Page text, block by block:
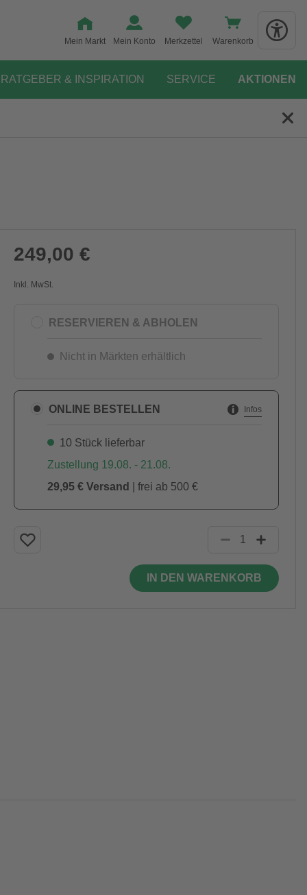
Mein Markt Mein Konto Merkzettel Warenkorb
RATGEBER & INSPIRATION SERVICE AKTIONEN
249,00 €
Inkl. MwSt.
RESERVIEREN & ABHOLEN
Nicht in Märkten erhältlich
ONLINE BESTELLEN Infos
10 Stück lieferbar
Zustellung 19.08. - 21.08.
29,95 € Versand
| frei ab 500 €
IN DEN WARENKORB